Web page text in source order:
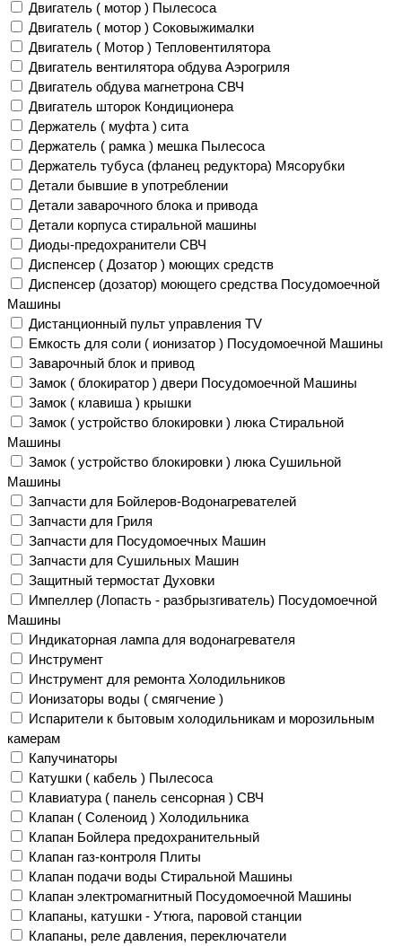
Двигатель ( мотор ) Пылесоса
Двигатель ( мотор ) Соковыжималки
Двигатель ( Мотор ) Тепловентилятора
Двигатель вентилятора обдува Аэрогриля
Двигатель обдува магнетрона СВЧ
Двигатель шторок Кондиционера
Держатель ( муфта ) сита
Держатель ( рамка ) мешка Пылесоса
Держатель тубуса (фланец редуктора) Мясорубки
Детали бывшие в употреблении
Детали заварочного блока и привода
Детали корпуса стиральной машины
Диоды-предохранители СВЧ
Диспенсер ( Дозатор ) моющих средств
Диспенсер (дозатор) моющего средства Посудомоечной
Машины
Дистанционный пульт управления TV
Емкость для соли ( ионизатор ) Посудомоечной Машины
Заварочный блок и привод
Замок ( блокиратор ) двери Посудомоечной Машины
Замок ( клавиша ) крышки
Замок ( устройство блокировки ) люка Стиральной
Машины
Замок ( устройство блокировки ) люка Сушильной
Машины
Запчасти для Бойлеров-Водонагревателей
Запчасти для Гриля
Запчасти для Посудомоечных Машин
Запчасти для Сушильных Машин
Защитный термостат Духовки
Импеллер (Лопасть - разбрызгиватель) Посудомоечной
Машины
Индикаторная лампа для водонагревателя
Инструмент
Инструмент для ремонта Холодильников
Ионизаторы воды ( смягчение )
Испарители к бытовым холодильникам и морозильным
камерам
Капучинаторы
Катушки ( кабель ) Пылесоса
Клавиатура ( панель сенсорная ) СВЧ
Клапан ( Соленоид ) Холодильника
Клапан Бойлера предохранительный
Клапан газ-контроля Плиты
Клапан подачи воды Стиральной Машины
Клапан электромагнитный Посудомоечной Машины
Клапаны, катушки - Утюга, паровой станции
Клапаны, реле давления, переключатели